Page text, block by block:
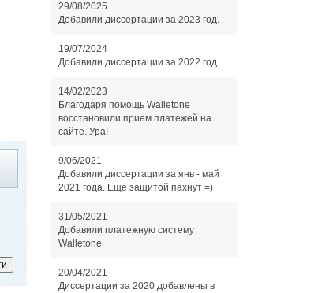
29/08/2025
Добавили диссертации за 2023 год.
19/07/2024
Добавили диссертации за 2022 год.
14/02/2023
Благодаря помощь Walletone
восстановили прием платежей на
сайте. Ура!
9/06/2021
Добавили диссертации за янв - май
2021 года. Еще защитой пахнут =)
31/05/2021
Добавили платежную систему
Walletone
20/04/2021
Диссертации за 2020 добавлены в